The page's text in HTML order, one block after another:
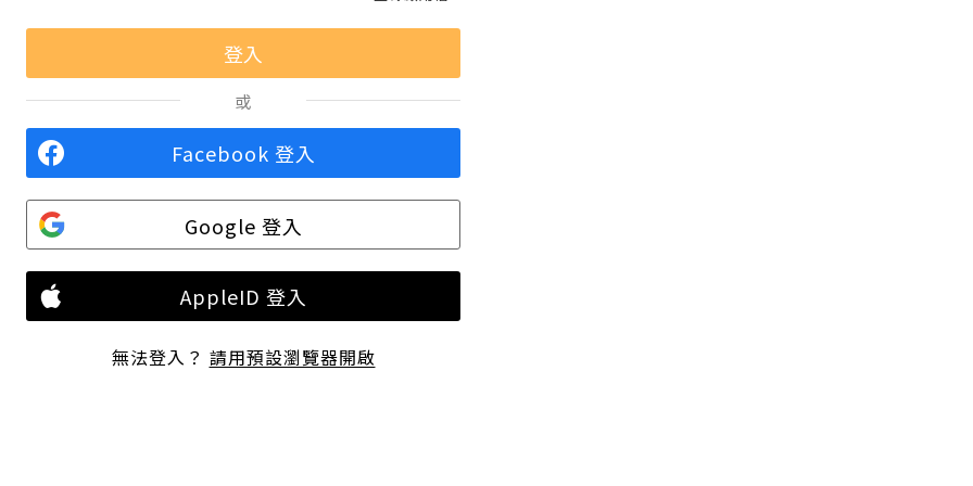
或
Facebook 登入
Google 登入
AppleID 登入
無法登入？ 請用預設瀏覽器開啟